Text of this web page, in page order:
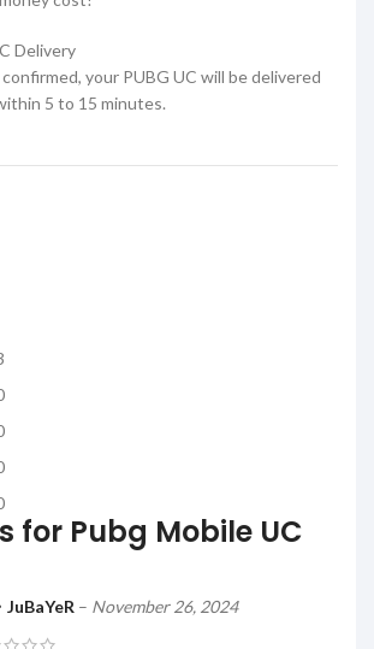
Delivery
your PUBG UC will be delivered
5 to 15 minutes.
for Pubg Mobile UC
JuBaYeR – November 26, 2024